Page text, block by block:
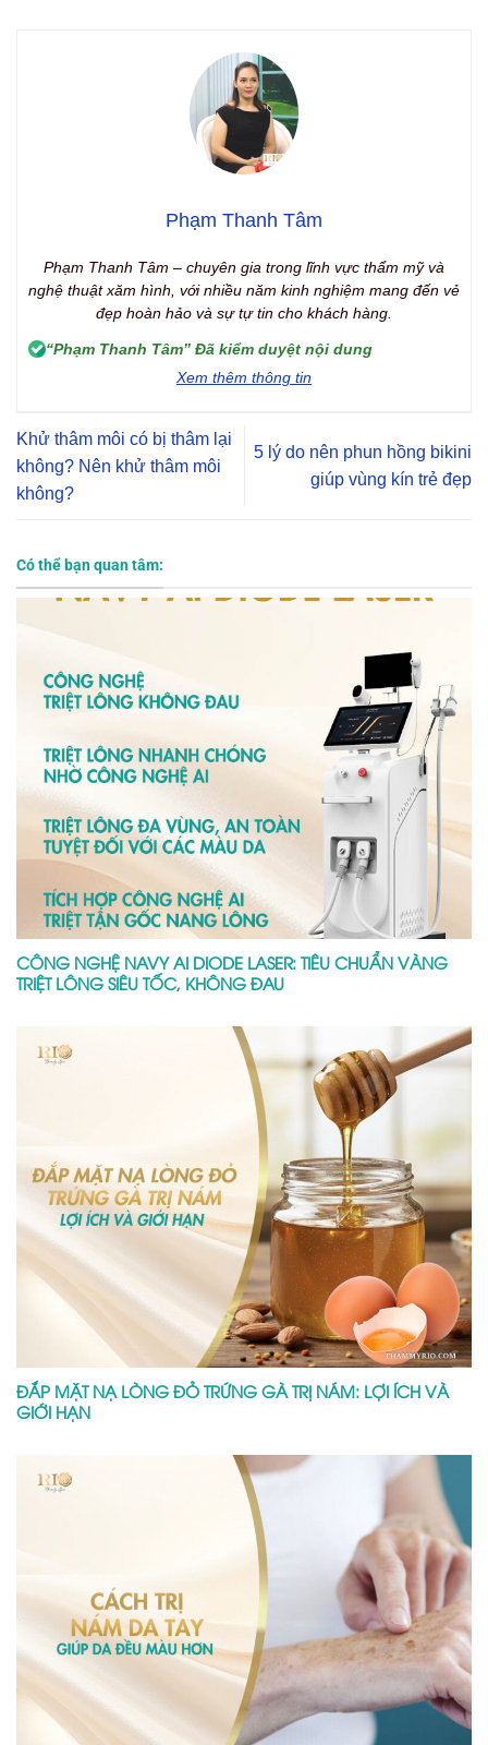
Phạm Thanh Tâm
Phạm Thanh Tâm – chuyên gia trong lĩnh vực thẩm mỹ và
nghệ thuật xăm hình, với nhiều năm kinh nghiệm mang đến vẻ
đẹp hoàn hảo và sự tự tin cho khách hàng.
“Phạm Thanh Tâm” Đã kiểm duyệt nội dung
Xem thêm thông tin
Khử thâm môi có bị thâm lại
không? Nên khử thâm môi
không?
5 lý do nên phun hồng bikini
giúp vùng kín trẻ đẹp
Có thể bạn quan tâm:
CÔNG NGHỆ NAVY AI DIODE LASER: TIÊU CHUẨN VÀNG
TRIỆT LÔNG SIÊU TỐC, KHÔNG ĐAU
ĐẮP MẶT NẠ LÒNG ĐỎ TRỨNG GÀ TRỊ NÁM: LỢI ÍCH VÀ
GIỚI HẠN